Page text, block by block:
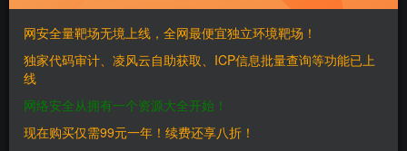
#### 影响版本
| ——————- | ——- | —— | ——- | —— |
| Windows 10 | – | | | |
网安全量靶场无境上线，全网最便宜独立环境靶场！
独家代码审计、凌风云自助获取、ICP信息批量查询等功能已上
线
网络安全从拥有一个资源大全开始！
现在购买仅需99元一年！续费还享八折！